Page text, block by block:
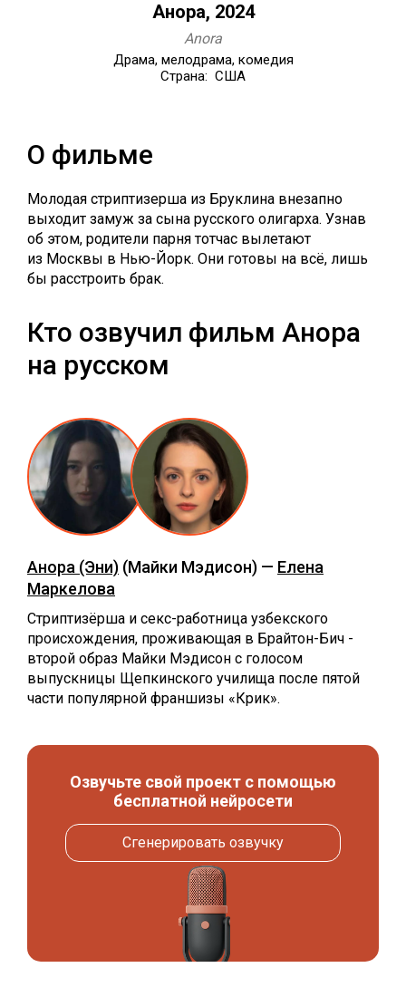
Анора, 2024
Anora
Драма, мелодрама, комедия
Страна: США
О фильме
Молодая стриптизерша из Бруклина внезапно
выходит замуж за сына русского олигарха. Узнав
об этом, родители парня тотчас вылетают
из Москвы в Нью-Йорк. Они готовы на всё, лишь
бы расстроить брак.
Кто озвучил фильм Анора
на русском
Анора (Эни) (Майки Мэдисон) — Елена
Маркелова
Стриптизёрша и секс-работница узбекского
происхождения, проживающая в Брайтон-Бич -
второй образ Майки Мэдисон с голосом
выпускницы Щепкинского училища после пятой
части популярной франшизы «Крик».
Озвучьте свой проект с помощью
бесплатной нейросети
Сгенерировать озвучку